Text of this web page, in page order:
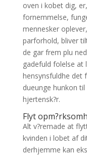
oven i kobet dig,
fornemmelse,
mennesker
parforhold, bliver
de gar frem plu
gadefuld folelse at
hensynsfuldhe det
dueunge hunkon
hjertensk?r.
Flyt
Alt v?remade at
kvinden i lobet af
derhjemme kan